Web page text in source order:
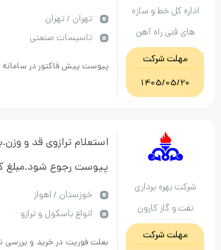
خط و سازه
راه آهن
ایرانشرکت
1405/
خطوط راه آهن به شرح خدمات و
مشخصات فنی پیوست (بصورت عقد
قرارداد)
تهران / تهران
تاسیسات صنعتی
پیوست پیش فاکتور در سامانه الزامی است.
برداری
گاز کارون
شرکت
استعلام ترازوی قد و وزن.به فایل
پیوست رجوع شود.مبلغ کل
مالی بارگذاری گردد.
خوزستان / اهواز
انواع باسکول و ترازو
بعلت فوریت در خرید و بررسی نمونه کالا